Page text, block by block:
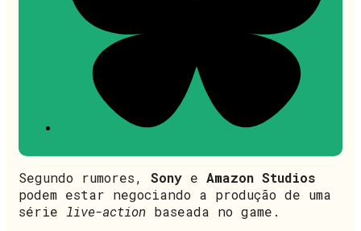
Segundo rumores, Sony e Amazon Studios
podem estar negociando a produção de uma
série live-action baseada no game.